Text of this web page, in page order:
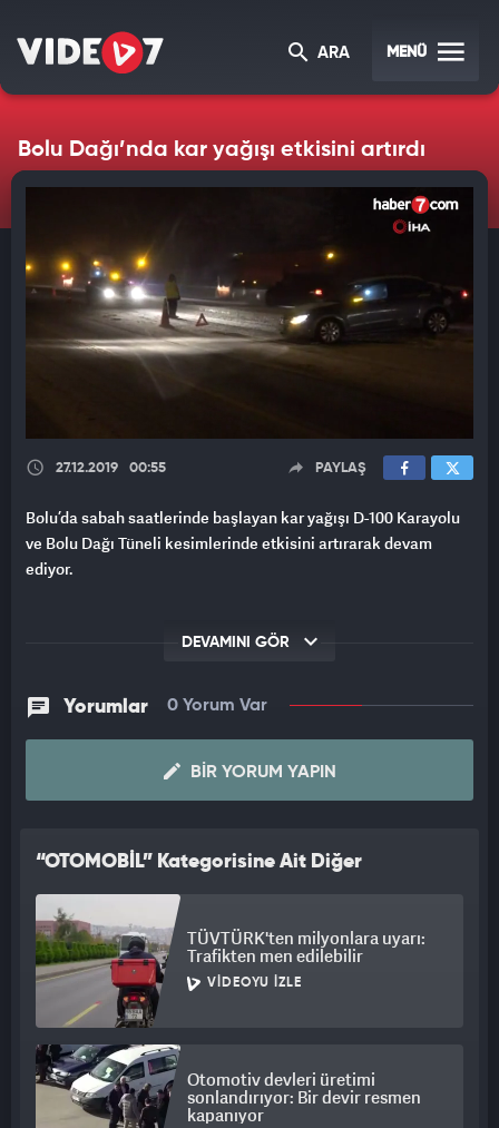
ARA MENÜ
Bolu Dağı’nda kar yağışı etkisini artırdı
27.12.2019 00:55 PAYLAŞ
Bolu’da sabah saatlerinde başlayan kar yağışı D-100 Karayolu
ve Bolu Dağı Tüneli kesimlerinde etkisini artırarak devam
ediyor.
DEVAMINI GÖR
Yorumlar 0 Yorum Var
BIR YORUM YAPIN
“OTOMOBİL” Kategorisine Ait Diğer
Videolar
TÜVTÜRK'ten milyonlara uyarı:
Trafikten men edilebilir
VIDEOYU İZLE
Otomotiv devleri üretimi
sonlandırıyor: Bir devir resmen
kapanıyor